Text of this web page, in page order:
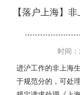
【落户上海】
时间
进沪工作的非上海
于规范分的，可处